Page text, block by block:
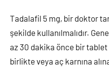
Tadalafil 5 mg, bir doktor
şekilde kullanılmalıdır.
az 30 dakika önce bir tablet
birlikte veya aç karnına